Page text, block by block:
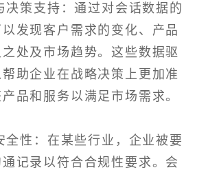
决策支持：通过对会话数据的
发现客户需求的变化、产品
处及市场趋势。这些数据驱
助企业在战略决策上更加准
品和服务以满足市场需求。
全性：在某些行业，企业被要
记录以符合合规性要求。会